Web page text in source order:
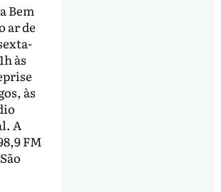
Bem
ar de
às
às
A
FM